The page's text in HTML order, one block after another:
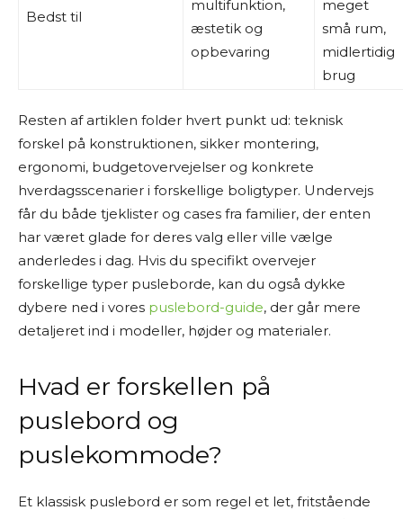
Bedst til
multifunktion,
æstetik og
opbevaring
meget
små rum,
midlertidig
brug
Resten af artiklen folder hvert punkt ud: teknisk
forskel på konstruktionen, sikker montering,
ergonomi, budgetovervejelser og konkrete
hverdagsscenarier i forskellige boligtyper. Undervejs
får du både tjeklister og cases fra familier, der enten
har været glade for deres valg eller ville vælge
anderledes i dag. Hvis du specifikt overvejer
forskellige typer pusleborde, kan du også dykke
dybere ned i vores puslebord-guide, der går mere
detaljeret ind i modeller, højder og materialer.
Hvad er forskellen på
puslebord og
puslekommode?
Et klassisk puslebord er som regel et let, fritstående